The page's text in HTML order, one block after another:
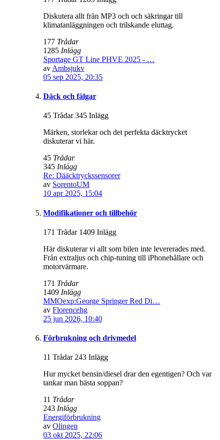
Diskutera allt från MP3 och och säkringar till
klimatanläggningen och trilskande eluttag.
177 Trådar
1285 Inlägg
Sportage GT Line PHVE 2025 - …
av Ambsjukv
05 sep 2025, 20:35
Däck och fälgar
45 Trådar 345 Inlägg
Märken, storlekar och det perfekta däcktrycket
diskuterar vi här.
45 Trådar
345 Inlägg
Re: Dääcktryckssensorer
av SorentoUM
10 apr 2025, 15:04
Modifikationer och tillbehör
171 Trådar 1409 Inlägg
Här diskuterar vi allt som bilen inte levererades med.
Från extraljus och chip-tuning till iPhonehållare och
motorvärmare.
171 Trådar
1409 Inlägg
MMOexp:George Springer Red Di…
av Florencehg
25 jun 2026, 10:40
Förbrukning och drivmedel
11 Trådar 243 Inlägg
Hur mycket bensin/diesel drar den egentigen? Och var
tankar man bästa soppan?
11 Trådar
243 Inlägg
Energiförbrukning
av Olingen
03 okt 2025, 22:06